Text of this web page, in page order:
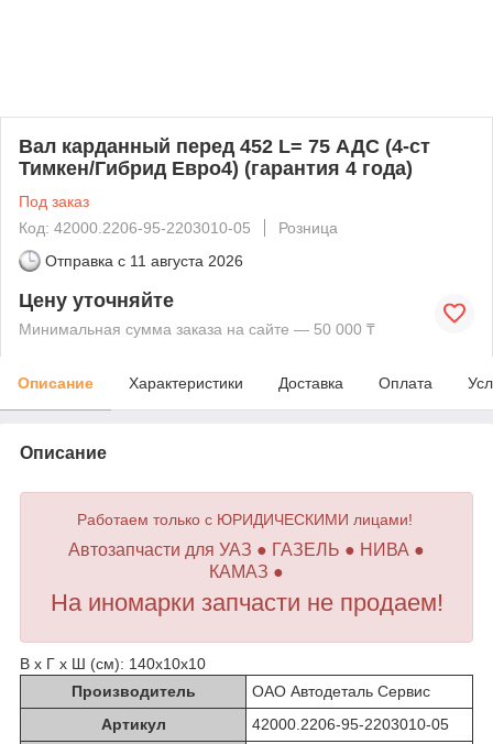
Вал карданный перед 452 L= 75 АДС (4-ст
Тимкен/Гибрид Евро4) (гарантия 4 года)
Под заказ
Код: 42000.2206-95-2203010-05
Розница
Отправка с 11 августа 2026
Цену уточняйте
Минимальная сумма заказа на сайте — 50 000 ₸
Описание Характеристики Доставка Оплата
Описание
Работаем только с ЮРИДИЧЕСКИМИ лицами!
Автозапчасти для УАЗ ● ГАЗЕЛЬ ● НИВА ●
КАМАЗ ●
На иномарки запчасти не продаем!
В х Г х Ш (см): 140х10х10
Производитель
ОАО Автодеталь Сервис
Артикул
42000.2206-95-2203010-05